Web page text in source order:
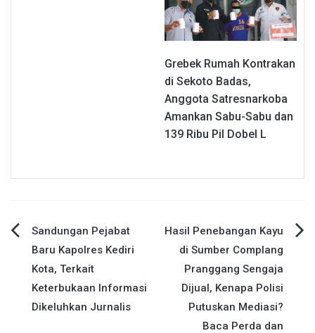
Grebek Rumah Kontrakan
di Sekoto Badas,
Anggota Satresnarkoba
Amankan Sabu-Sabu dan
139 Ribu Pil Dobel L
Navigasi
pos
Sandungan Pejabat
Baru Kapolres Kediri
Kota, Terkait
Keterbukaan Informasi
Dikeluhkan Jurnalis
Hasil Penebangan Kayu
di Sumber Complang
Pranggang Sengaja
Dijual, Kenapa Polisi
Putuskan Mediasi?
Baca Perda dan